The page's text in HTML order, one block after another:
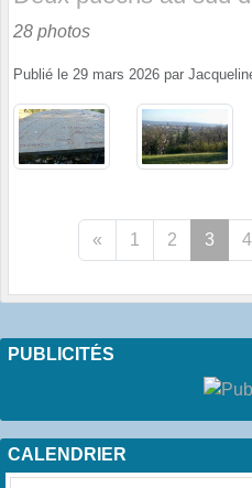
28 photos
Publié le 29 mars 2026 par
« 1 2 3 4
PUBLICITÉS
CALENDRIER